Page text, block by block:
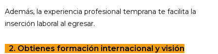
Además, la experiencia profesional temprana te facilita la
inserción laboral al egresar.
2. Obtienes formación internacional y visión